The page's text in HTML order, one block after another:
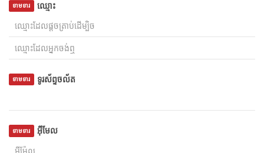
ឈ្មោះ
ទាមទារ
ទូរស័ព្ទចល័ត
ទាមទារ
អ៊ីមែល
ទាមទារ